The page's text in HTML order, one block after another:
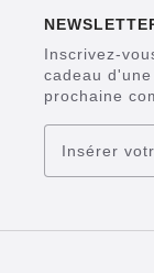
Inscrivez-
cadeau
prochaine
Insérer